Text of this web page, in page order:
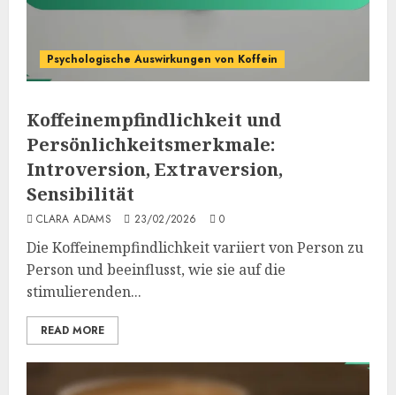
Psychologische Auswirkungen von Koffein
Koffeinempfindlichkeit und
Persönlichkeitsmerkmale:
Introversion, Extraversion,
Sensibilität
CLARA ADAMS 23/02/2026 0
Die Koffeinempfindlichkeit variiert von Person zu
Person und beeinflusst, wie sie auf die
stimulierenden...
READ MORE